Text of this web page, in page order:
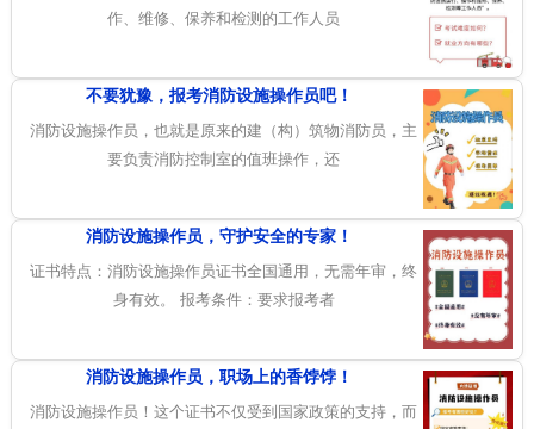
作、维修、保养和检测的工作人员
不要犹豫，报考消防设施操作员吧！
消防设施操作员，也就是原来的建（构）筑物消防员，主
要负责消防控制室的值班操作，还
消防设施操作员，守护安全的专家！
证书特点：消防设施操作员证书全国通用，无需年审，终
身有效。 报考条件：要求报考者
消防设施操作员，职场上的香饽饽！
消防设施操作员！这个证书不仅受到国家政策的支持，而